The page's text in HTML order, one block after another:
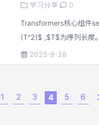
学习分享 0
Transformers核心组件
(T^2)$ ,$T$为序列长度
bound。对于标准的
HBM(high bandwidth
巧来将self-attention的
2025-9-28
1 2 3 4 5 6